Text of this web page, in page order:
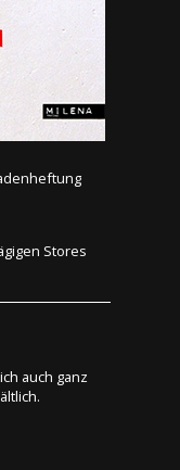
Stores
auch ganz